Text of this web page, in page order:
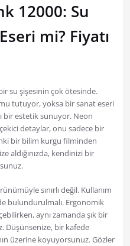
12000: Su
mi? Fiyatı
su şişesinin çok ötesinde.
tutuyor, yoksa bir sanat eseri
bir estetik sunuyor. Neon
detaylar, onu sadece bir
bir bilim kurgu filminden
aldığınızda, kendinizi bir
sınırlı değil. Kullanım
bulundurulmalı. Ergonomik
aynı zamanda şık bir
Düşünsenize, bir kafede
üzerine koyuyorsunuz. Gözler